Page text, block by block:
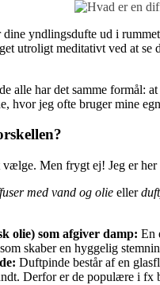
yndlingsdufte ud i
utroligt meditativt ved at
alle har det samme formål:
hvor jeg ofte bruger mine
Men frygt ej! Jeg er
med vand og olie eller
olie) som afgiver damp: En
skaber en hyggelig
Duftpinde består af en
Derfor er de populære i